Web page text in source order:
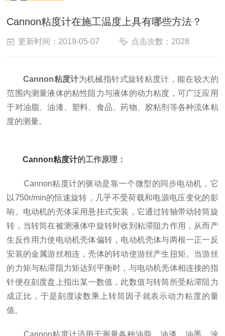
Cannon粘度计在施工温度上具有哪些方法？
更新时间：2019-05-07 点击次数：2028
Cannon粘度计为机械指针式旋转粘度计，能在较大的
范围内测量液体的粘性阻力与液体的动力粘度，可广泛应用
于对油脂、油漆、塑料、食品、药物、胶粘剂等各种流体粘
度的测量。
Cannon粘度计的工作原理：
Cannon粘度计的驱动是靠一个微型的同步电动机，它
以750r/min的恒速旋转，几乎不受荷载和电源电压变化的影
响。电动机的壳体采用悬挂式安装，它通过转轴带动转筒旋
转，当转筒在被测液体中旋转时收到粘滞阻力作用，从而产
生反作用力使电动机壳体偏转，电动机壳体与两根一正一反
安装的金属游丝相连，壳体的转动使游丝产生扭矩。当游丝
的力矩与粘滞阻力矩达到平衡时，与电动机壳体相连接的指
针便在刻度盘上指出某一数值，此数值与转筒所受粘滞阻力
成正比，于是刻度读数乘上转筒因子就表示动力粘度的量
值。
Cannon粘度计适用于测量各种油脂、油漆、油墨、涂